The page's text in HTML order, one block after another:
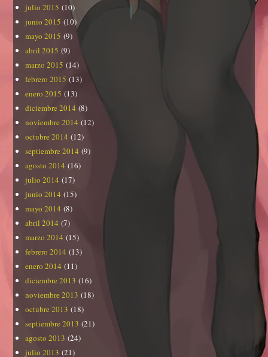
julio 2015 (10)
junio 2015 (10)
mayo 2015 (9)
abril 2015 (9)
marzo 2015 (14)
febrero 2015 (13)
enero 2015 (13)
diciembre 2014 (8)
noviembre 2014 (12)
octubre 2014 (12)
septiembre 2014 (9)
agosto 2014 (16)
julio 2014 (17)
junio 2014 (15)
mayo 2014 (8)
abril 2014 (7)
marzo 2014 (15)
febrero 2014 (13)
enero 2014 (11)
diciembre 2013 (16)
noviembre 2013 (18)
octubre 2013 (18)
septiembre 2013 (21)
agosto 2013 (24)
julio 2013 (21)